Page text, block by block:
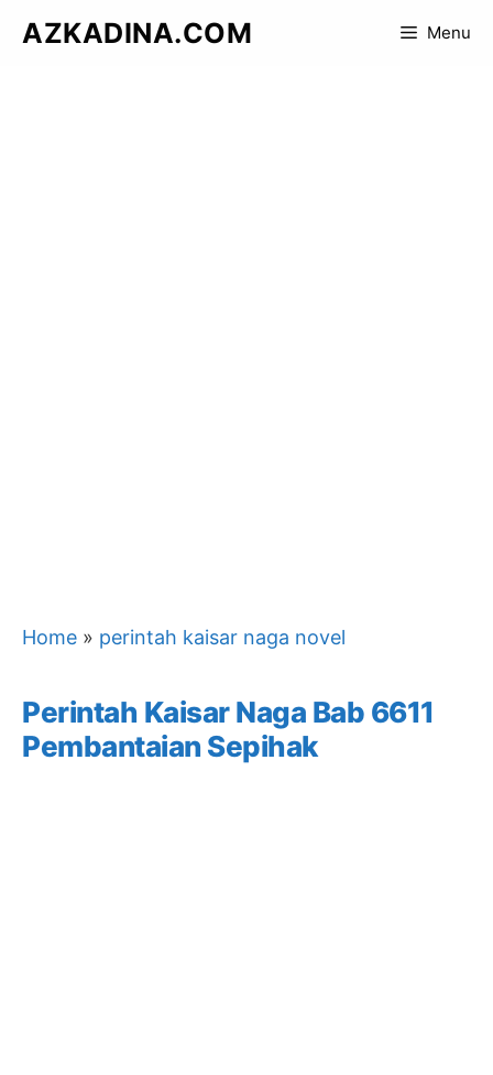
AZKADINA.COM Menu
Home » perintah kaisar naga novel
Perintah Kaisar Naga Bab 6611
Pembantaian Sepihak